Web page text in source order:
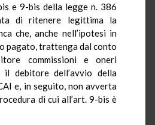
e 9-bis della legge n. 386
di ritenere legittima la
che, anche nell’ipotesi in
pagato, trattenga dal conto
commissioni e oneri
il debitore dell’avvio della
e, in seguito, non avverta
di cui all’art. 9-bis è